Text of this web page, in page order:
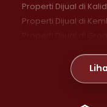
Properti Dijual di
Properti Dijual di
Properti Dijual di
Properti Dijual di